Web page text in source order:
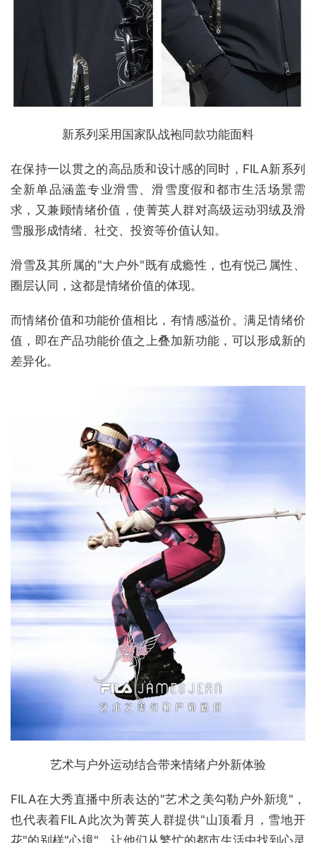
新系列采用国家队战袍同款功能面料
在保持一以贯之的高品质和设计感的同时，FILA新系列
全新单品涵盖专业滑雪、滑雪度假和都市生活场景需
求，又兼顾情绪价值，使菁英人群对高级运动羽绒及滑
雪服形成情绪、社交、投资等价值认知。
滑雪及其所属的"大户外"既有成瘾性，也有悦己属性、
圈层认同，这都是情绪价值的体现。
而情绪价值和功能价值相比，有情感溢价。满足情绪价
值，即在产品功能价值之上叠加新功能，可以形成新的
差异化。
艺术与户外运动结合带来情绪户外新体验
FILA在大秀直播中所表达的"艺术之美勾勒户外新境"，
也代表着FILA此次为菁英人群提供"山顶看月，雪地开
花"的别样"心境"，让他们从繁忙的都市生活中找到心灵